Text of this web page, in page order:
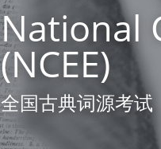
National
(NCEE)
全国古典词源考试